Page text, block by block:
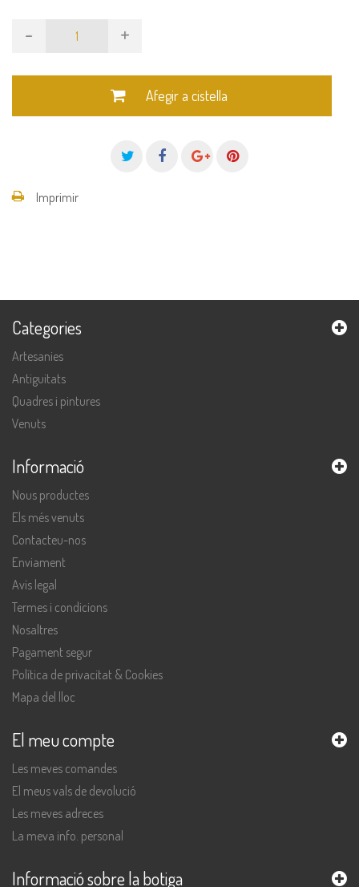
- +
Afegir a cistella
Imprimir
Categories
Artesanies
Antiguitats
Quadres i pintures
Venuts
Informació
Nous productes
Els més venuts
Contacteu-nos
Enviament
Avís legal
Termes i condicions
Nosaltres
Pagament segur
Política de privacitat & Cookies
Mapa del lloc
El meu compte
Les meves comandes
El meus vals de devolució
Les meves adreces
La meva info. personal
Informació sobre la botiga